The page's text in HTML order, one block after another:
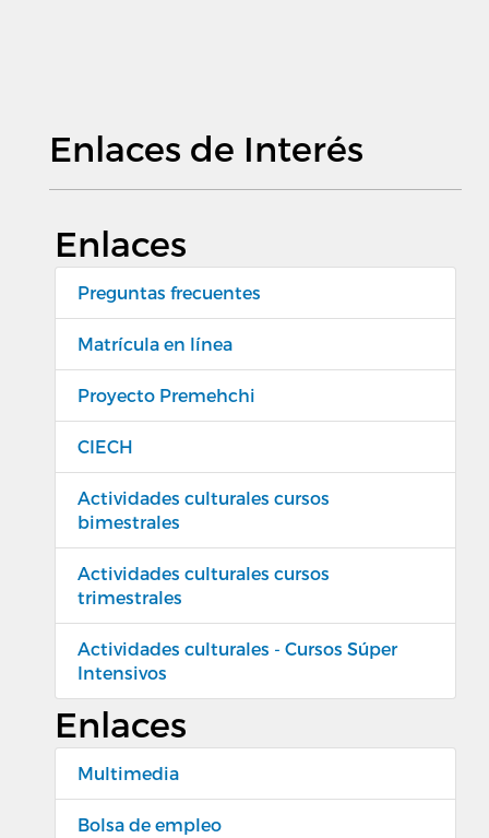
Enlaces de Interés
Enlaces
Preguntas frecuentes
Matrícula en línea
Proyecto Premehchi
CIECH
Actividades culturales cursos
bimestrales
Actividades culturales cursos
trimestrales
Actividades culturales - Cursos Súper
Intensivos
Enlaces
Multimedia
Bolsa de empleo